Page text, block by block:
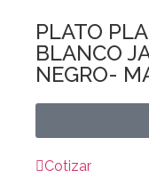
PLATO
BLANCO
NEGRO-
Cotizar